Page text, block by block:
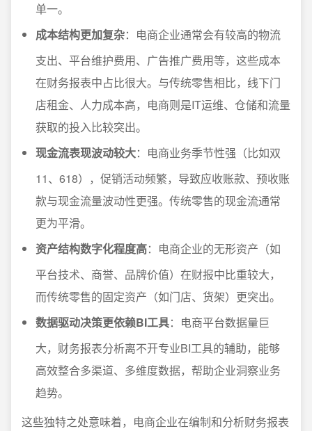
单一。
成本结构更加复杂：电商企业通常会有较高的物流
支出、平台维护费用、广告推广费用等，这些成本
在财务报表中占比很大。与传统零售相比，线下门
店租金、人力成本高，电商则是IT运维、仓储和流量
获取的投入比较突出。
现金流表现波动较大：电商业务季节性强（比如双
11、618），促销活动频繁，导致应收账款、预收账
款与现金流量波动性更强。传统零售的现金流通常
更为平滑。
资产结构数字化程度高：电商企业的无形资产（如
平台技术、商誉、品牌价值）在财报中比重较大，
而传统零售的固定资产（如门店、货架）更突出。
数据驱动决策更依赖BI工具：电商平台数据量巨
大，财务报表分析离不开专业BI工具的辅助，能够
高效整合多渠道、多维度数据，帮助企业洞察业务
趋势。
这些独特之处意味着，电商企业在编制和分析财务报表